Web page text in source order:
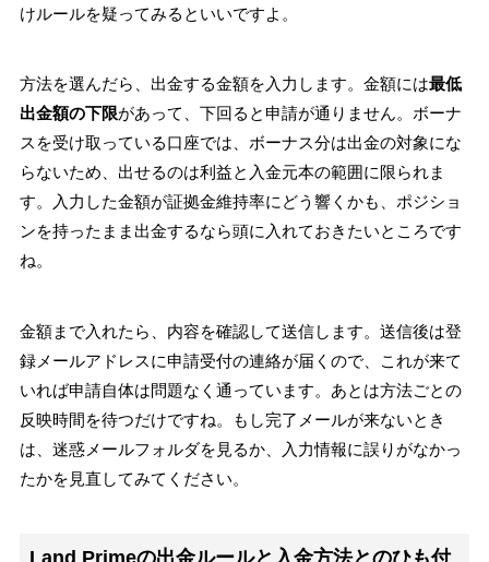
けルールを疑ってみるといいですよ。
方法を選んだら、出金する金額を入力します。金額には最低
出金額の下限があって、下回ると申請が通りません。ボーナ
スを受け取っている口座では、ボーナス分は出金の対象にな
らないため、出せるのは利益と入金元本の範囲に限られま
す。入力した金額が証拠金維持率にどう響くかも、ポジショ
ンを持ったまま出金するなら頭に入れておきたいところです
ね。
金額まで入れたら、内容を確認して送信します。送信後は登
録メールアドレスに申請受付の連絡が届くので、これが来て
いれば申請自体は問題なく通っています。あとは方法ごとの
反映時間を待つだけですね。もし完了メールが来ないとき
は、迷惑メールフォルダを見るか、入力情報に誤りがなかっ
たかを見直してみてください。